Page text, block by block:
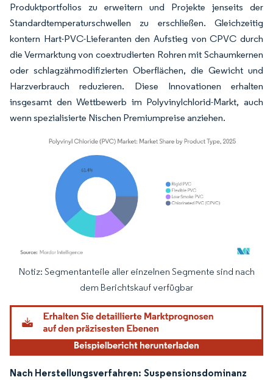
Produktportfolios zu erweitern und Projekte jenseits der
Standardtemperaturschwellen zu erschließen. Gleichzeitig
kontern Hart-PVC-Lieferanten den Aufstieg von CPVC durch
die Vermarktung von coextrudierten Rohren mit Schaumkernen
oder schlagzähmodifizierten Oberflächen, die Gewicht und
Harzverbrauch reduzieren. Diese Innovationen erhalten
insgesamt den Wettbewerb im Polyvinylchlorid-Markt, auch
wenn spezialisierte Nischen Premiumpreise anziehen.
Bild © Mordor Intelligence. Wiederverwendung erfordert Namensnennung
Notiz: Segmentanteile aller einzelnen Segmente sind nach
dem Berichtskauf verfügbar
Nach Herstellungsverfahren: Suspensionsdominanz